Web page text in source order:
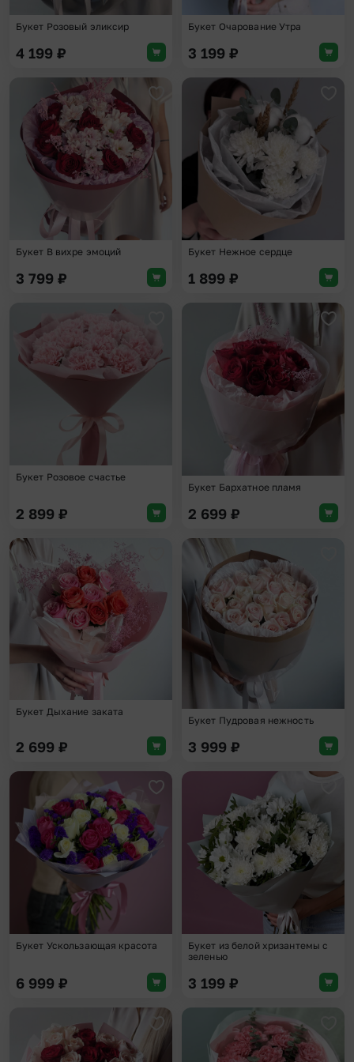
Букет Розовый эликсир
4 199 ₽
Букет Очарование Утра
3 199 ₽
Добавить в избранное
Букет В вихре эмоций
3 799 ₽
Букет Нежное сердце
1 899 ₽
Добавить в избранное
Букет Розовое счастье
2 899 ₽
Букет Бархатное пламя
2 699 ₽
Добавить в избранное
Букет Дыхание заката
2 699 ₽
Букет Пудровая нежность
3 999 ₽
Добавить в избранное
Букет Ускользающая красота
6 999 ₽
Букет из белой хризантемы с
зеленью
3 199 ₽
Добавить в избранное